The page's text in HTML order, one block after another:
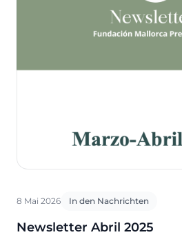
8 Mai 2026 In den Nachrichten
Newsletter Abril 2025